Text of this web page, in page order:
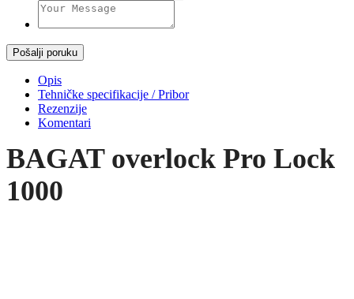
Pošalji poruku
Opis
Tehničke specifikacije / Pribor
Rezenzije
Komentari
BAGAT overlock Pro Lock
1000